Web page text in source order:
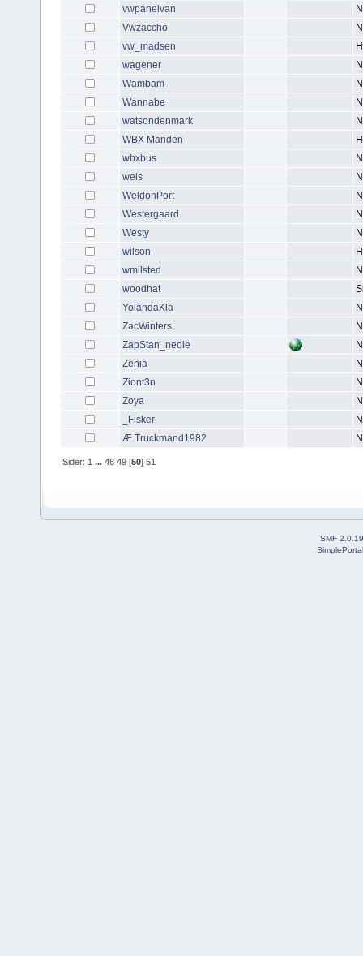
vwpanelvan
Vwzaccho
vw_madsen
wagener
Wambam
Wannabe
watsondenmark
WBX Manden
wbxbus
weis
WeldonPort
Westergaard
Westy
wilson
wmilsted
woodhat
YolandaKla
ZacWinters
ZapStan_neole
Zenia
Ziont3n
Zoya
_Fisker
Æ Truckmand1982
Sider: 1 ...48 49 [50]51
SMF 2.0.19